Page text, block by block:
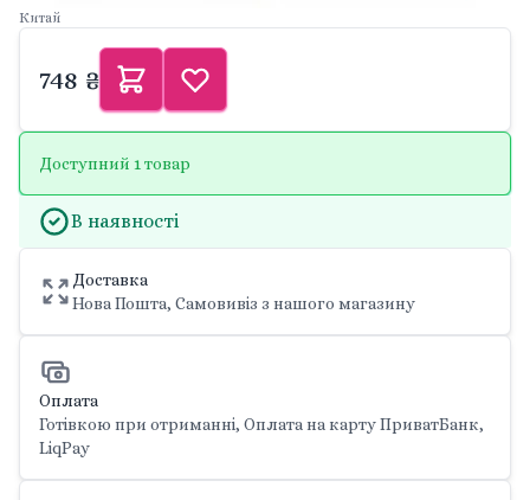
Китай
748 ₴
Доступний 1 товар
В наявності
Доставка
Нова Пошта, Самовивіз з нашого магазину
Оплата
Готівкою при отриманні, Оплата на карту ПриватБанк,
LiqPay